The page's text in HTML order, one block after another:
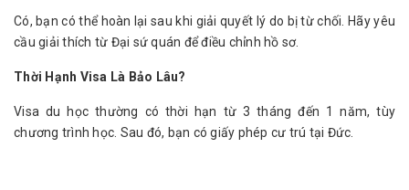
Có, bạn có thể hoàn lại sau khi giải quyết lý do bị từ chối. Hãy yêu
cầu giải thích từ Đại sứ quán để điều chỉnh hồ sơ.
Thời Hạnh Visa Là Bảo Lâu?
Visa du học thường có thời hạn từ 3 tháng đến 1 năm, tùy
chương trình học. Sau đó, bạn có giấy phép cư trú tại Đức.